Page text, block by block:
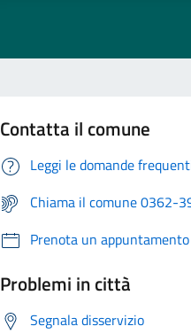
Contatta il comune
Leggi le domande
Chiama il comune 0362-
Prenota un appuntamento
Problemi in città
Segnala disservizio